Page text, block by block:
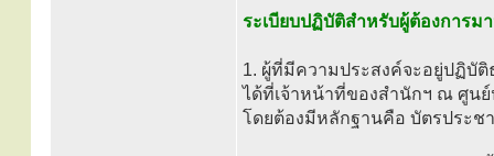
ระเบียบปฏิบัติสำหรับผู้ต้องการ
1. ผู้ที่มีความประสงค์จะอยู่ปฏิบั
ได้ที่เจ้าหน้าที่ของสำนักฯ ณ ศูน
โดยต้องมีหลักฐานคือ บัตรประช